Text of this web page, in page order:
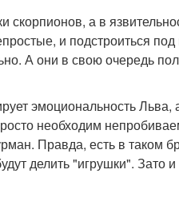
а в
и подстроиться
А они в свою очередь
эмоциональность
необходим
Правда, есть в таком
делить "игрушки". Зато